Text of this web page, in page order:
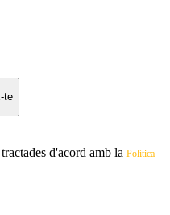
te
d'acord amb la Política